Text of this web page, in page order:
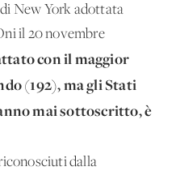
New York adottata
il 20 novembre
con il maggior
(192), ma gli Stati
mai sottoscritto, è
dalla